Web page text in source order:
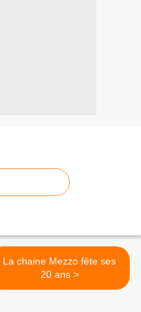
La chaine Mezzo fête ses
20 ans >